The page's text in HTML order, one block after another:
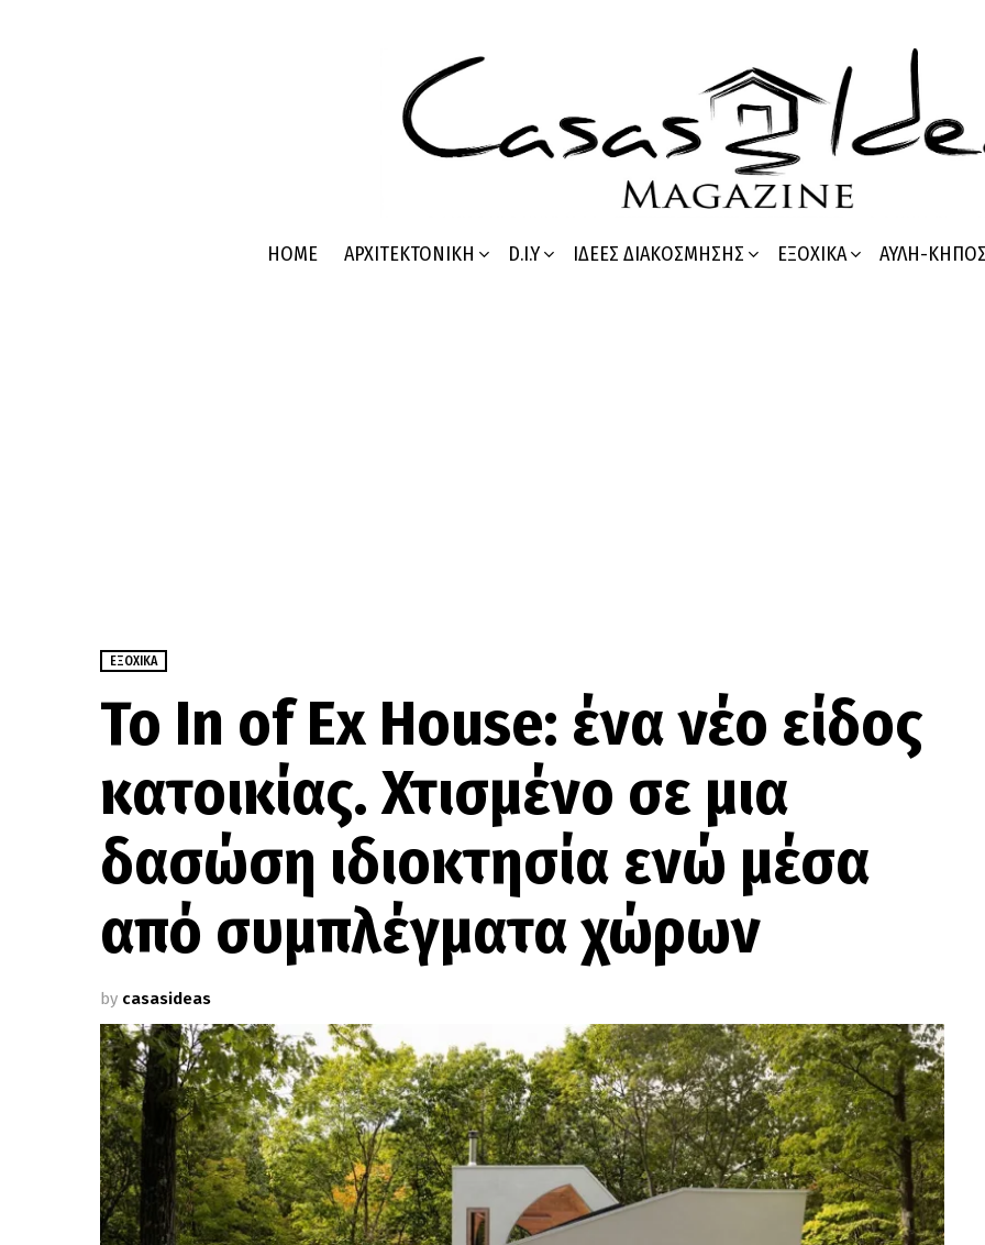
HOME ΑΡΧΙΤΕΚΤΟΝΙΚΉ D.I.Y ΙΔΈΕΣ ΔΙΑΚΌΣΜΗΣΗΣ ΕΞΟΧΙΚΆ ΑΥΛΉ-
ΕΞΟΧΙΚΆ
Το In of Ex House: ένα νέο είδος
κατοικίας. Χτισμένο σε μια
δασώση ιδιοκτησία ενώ μέσα
από συμπλέγματα χώρων
by casasideas